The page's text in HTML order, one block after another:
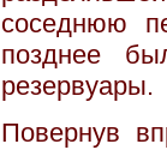
соседнюю
позднее
резервуары.
Повернув